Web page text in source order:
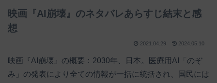
映画『AI崩壊』のネタバレあらすじ結末と感
想
2021.04.29 2024.05.10
映画『AI崩壊』の概要：2030年、日本。医療用AI「のぞ
み」の発表により全ての情報が一括に統括され、国民には